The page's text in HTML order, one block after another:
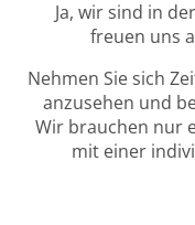
Ja, wir sind in
freuen uns
Nehmen Sie sich
anzusehen und
Wir brauchen nur
mit einer